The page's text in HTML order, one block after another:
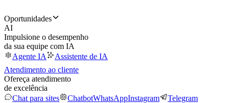
Oportunidades
AI
Impulsione o desempenho
da sua equipe com IA
Agente IA
Assistente de IA
Atendimento ao cliente
Ofereça atendimento
de excelência
Chat para sites
ChatbotWhatsAppInstagram Telegram